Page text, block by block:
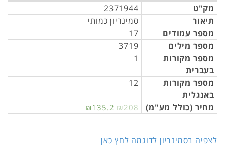
מק"ט
2371944
תיאור
סמינריון כמותי
מספר עמודים
17
מספר מילים
3719
מספר מקורות
בעברית
1
מספר מקורות
באנגלית
12
מחיר (כולל מע"מ) ₪135.2 ₪208
לצפיה בסמינריון לדוגמה לחץ כאן